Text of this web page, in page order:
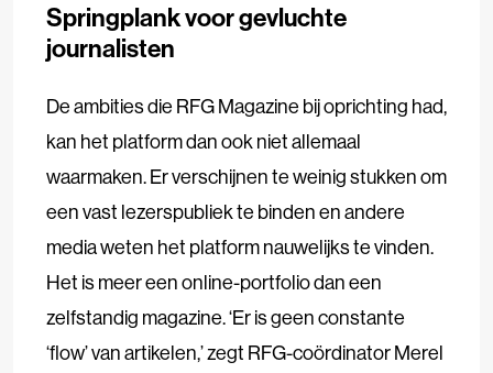
Springplank voor gevluchte
journalisten
De ambities die RFG Magazine bij oprichting had,
kan het platform dan ook niet allemaal
waarmaken. Er verschijnen te weinig stukken om
een vast lezerspubliek te binden en andere
media weten het platform nauwelijks te vinden.
Het is meer een online-portfolio dan een
zelfstandig magazine. ‘Er is geen constante
‘flow’ van artikelen,’ zegt RFG-coördinator Merel